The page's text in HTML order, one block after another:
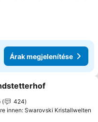
Árak megjelenítése
a kedvencekhez
424
innen: Swarovski Kristallwelten